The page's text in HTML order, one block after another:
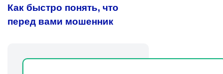
Как быстро понять, что
перед вами мошенник